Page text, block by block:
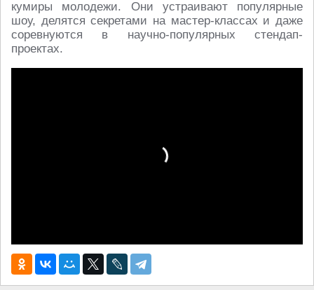
кумиры молодежи. Они устраивают популярные
шоу, делятся секретами на мастер-классах и даже
соревнуются в научно-популярных стендап-
проектах.